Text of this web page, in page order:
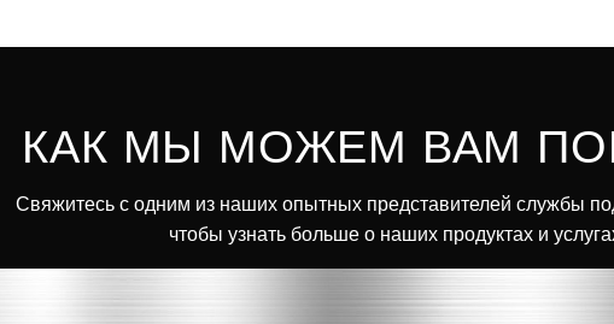
КАК МЫ МОЖЕМ ВАМ
Свяжитесь с одним из наших опытных представителей службы
чтобы узнать больше о наших продуктах и